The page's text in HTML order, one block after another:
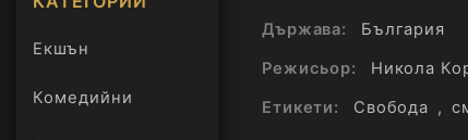
Екшън
Комедийни
Държава:
България
Режисьор:
Никола
Етикети:
Свобода ,